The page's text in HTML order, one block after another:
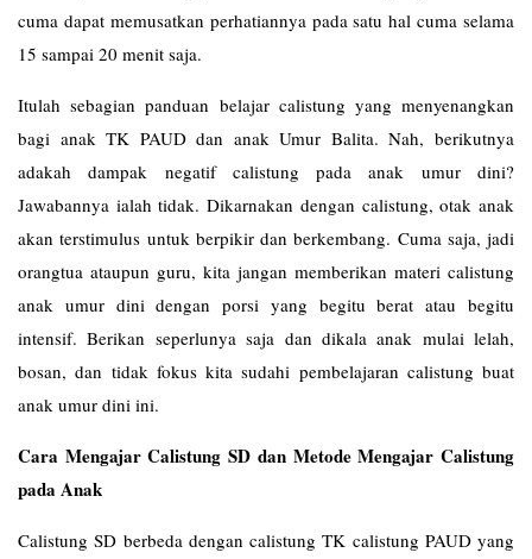
cuma dapat memusatkan perhatiannya pada satu hal cuma selama
15 sampai 20 menit saja.
Itulah sebagian panduan belajar calistung yang menyenangkan
bagi anak TK PAUD dan anak Umur Balita. Nah, berikutnya
adakah dampak negatif calistung pada anak umur dini?
Jawabannya ialah tidak. Dikarnakan dengan calistung, otak anak
akan terstimulus untuk berpikir dan berkembang. Cuma saja, jadi
orangtua ataupun guru, kita jangan memberikan materi calistung
anak umur dini dengan porsi yang begitu berat atau begitu
intensif. Berikan seperlunya saja dan dikala anak mulai lelah,
bosan, dan tidak fokus kita sudahi pembelajaran calistung buat
anak umur dini ini.
Cara Mengajar Calistung SD dan Metode Mengajar Calistung
pada Anak
Calistung SD berbeda dengan calistung TK calistung PAUD yang